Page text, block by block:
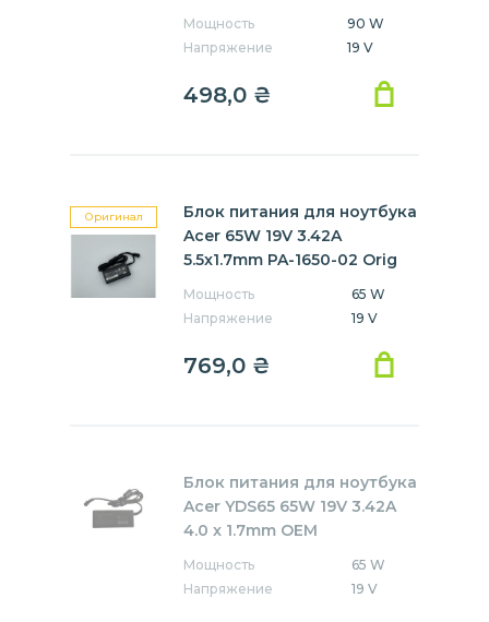
Мощность
90 W
Напряжение
19 V
498,0 ₴
Оригинал
Блок питания для ноутбука
Acer 65W 19V 3.42A
5.5x1.7mm PA-1650-02 Orig
Мощность
65 W
Напряжение
19 V
769,0 ₴
Блок питания для ноутбука
Acer YDS65 65W 19V 3.42A
4.0 x 1.7mm OEM
Мощность
65 W
Напряжение
19 V